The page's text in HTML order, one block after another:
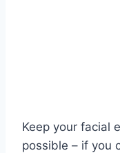
Keep your facial
possible – if you